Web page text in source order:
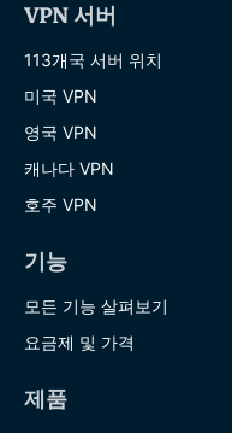
VPN 서버
113개국 서버 위치
미국 VPN
영국 VPN
캐나다 VPN
호주 VPN
기능
모든 기능 살펴보기
요금제 및 가격
제품